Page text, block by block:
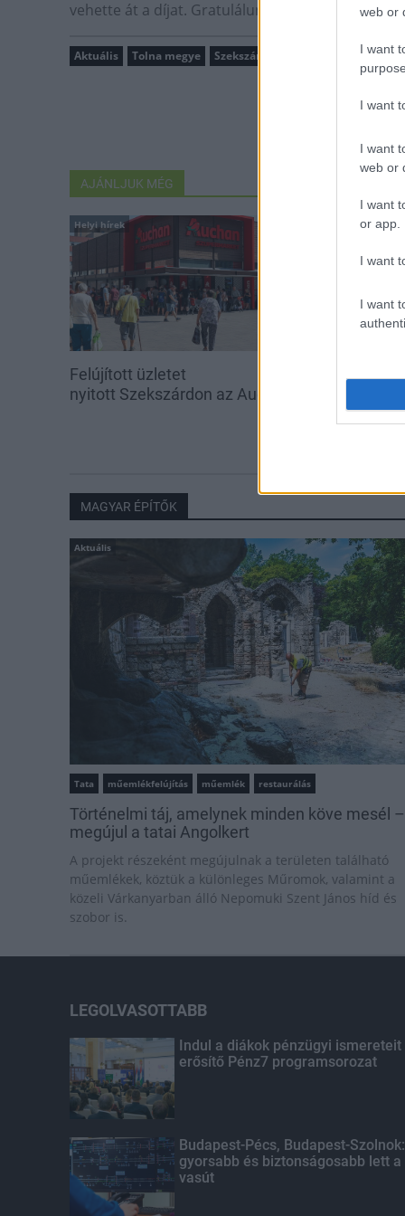
web or
I want
I want
I want
web or
I want
or app.
I want
I want
vehette át a díjat. Gratulálunk neki ezúton is!
Aktuális Tolna megye Szekszárd vakok
AJÁNLJUK MÉG
Helyi hírek
Felújított üzletet
nyitott Szekszárdon az Auchan
fordulat
MAGYAR ÉPÍTŐK
Aktuális
Tata műemlékfelújítás műemlék restaurálás
Történelmi táj, amelynek minden köve mesél –
megújul a tatai Angolkert
A projekt részeként megújulnak a területen található
műemlékek, köztük a különleges Műromok, valamint a
közeli Várkanyarban álló Nepomuki Szent János híd és
szobor is.
LEGOLVASOTTABB
Indul a diákok pénzügyi ismereteit
erősítő Pénz7 programsorozat
Budapest-Pécs, Budapest-Szolnok:
gyorsabb és biztonságosabb lett a
vasút